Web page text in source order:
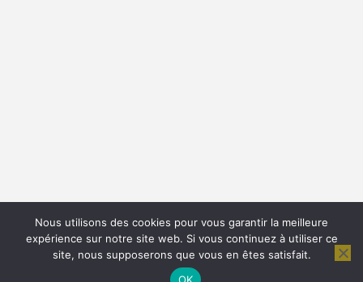
© 2026 - Citations Proverbes et Poésies. All Rights
Reserved.
Nous utilisons des cookies pour vous garantir la meilleure
expérience sur notre site web. Si vous continuez à utiliser ce
site, nous supposerons que vous en êtes satisfait.
OK